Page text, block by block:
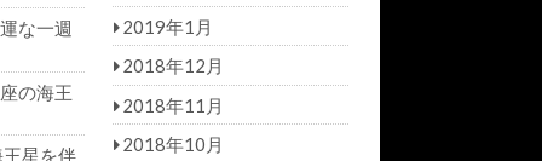
な一週
の海王
星を伴
2019年1月
2018年12月
2018年11月
2018年10月